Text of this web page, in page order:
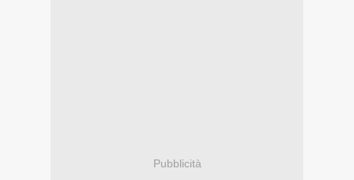
Pubblicità